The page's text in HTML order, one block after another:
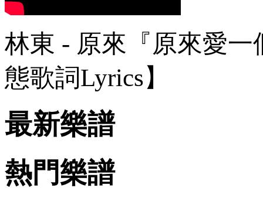
林東 - 原來『原來愛
態歌詞Lyrics】
最新樂譜
熱門樂譜